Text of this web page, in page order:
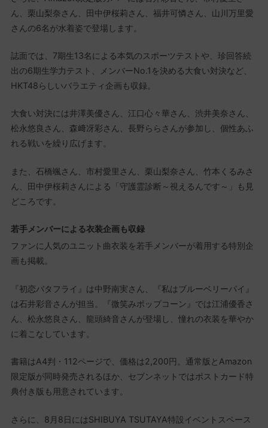
ん、栗山梨奈さん、田中伊桜莉さん、福井可憐さん、山川万里愛
さんの6名が水着姿で登場します。
誌面では、7期生13名による本気のスポーツテストや、珍回答続
出の6期生学力テスト、メンバーNo.1を決める大食い対決など、
HKT48らしいバラエティ企画も収録。
大食い対決には井澤美優さん、江口心々華さん、渋井美奈さん、
松永悠良さん、森﨑冴彩さん、長野ららさんが参加し、個性あふ
れる戦いを繰り広げます。
また、石橋颯さん、市村愛里さん、栗山梨奈さん、竹本くるみさ
ん、田中伊桜莉さんによる「守護霊診断～視えるんです～」も見
どころです。
若手メンバーによる衣装企画も収録
ファンに人気のユニット曲衣装を若手メンバーが着用する特別企
画も掲載。
『初恋バタフライ』は中野南実さん、『私はブルーベリーパイ』
は石井彩音さんが担当。『微笑みポップコーン』では江浦優香さ
ん、松永悠良さん、龍頭綺音さんが登場し、憧れの衣装を華やか
に着こなしています。
書籍はA4判・112ページで、価格は2,200円。通常版とAmazon
限定版が同時発売されるほか、セブンネットではポストカード特
典付き版も用意されています。
さらに、8月8日にはSHIBUYA TSUTAYA特設イベントスペース